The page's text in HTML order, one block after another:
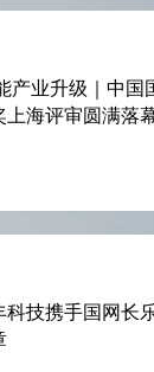
产业升级｜中国
海评审圆满落
技携手国网长